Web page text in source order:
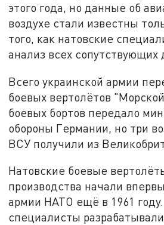
этого года, но данные об
воздухе стали известны
того, как натовские
анализ всех сопутствующих
Всего украинской армии
боевых вертолётов
боевых бортов передало
обороны Германии, но три
ВСУ получили из
Натовские боевые
производства начали
армии НАТО ещё в 1961
специалисты